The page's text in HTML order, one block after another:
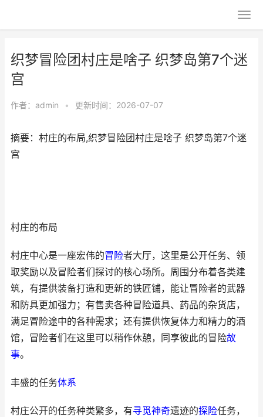
织梦冒险团村庄是啥子 织梦岛第7个迷
宫
作者： admin • 更新时间：2026-07-07
摘要：村庄的布局,织梦冒险团村庄是啥子 织梦岛第7个迷
宫
村庄的布局
村庄中心是一座宏伟的冒险者大厅，这里是公开任务、领
取奖励以及冒险者们探讨的核心场所。周围分布着各类建
筑，有提供装备打造和更新的铁匠铺，能让冒险者的武器
和防具更加强力；有售卖各种冒险道具、药品的杂货店，
满足冒险途中的各种需求；还有提供恢复体力和精力的酒
馆，冒险者们在这里可以稍作休憩，同享彼此的冒险故
事。
丰盛的任务体系
村庄公开的任务种类繁多，有寻觅神奇遗迹的探险任务，